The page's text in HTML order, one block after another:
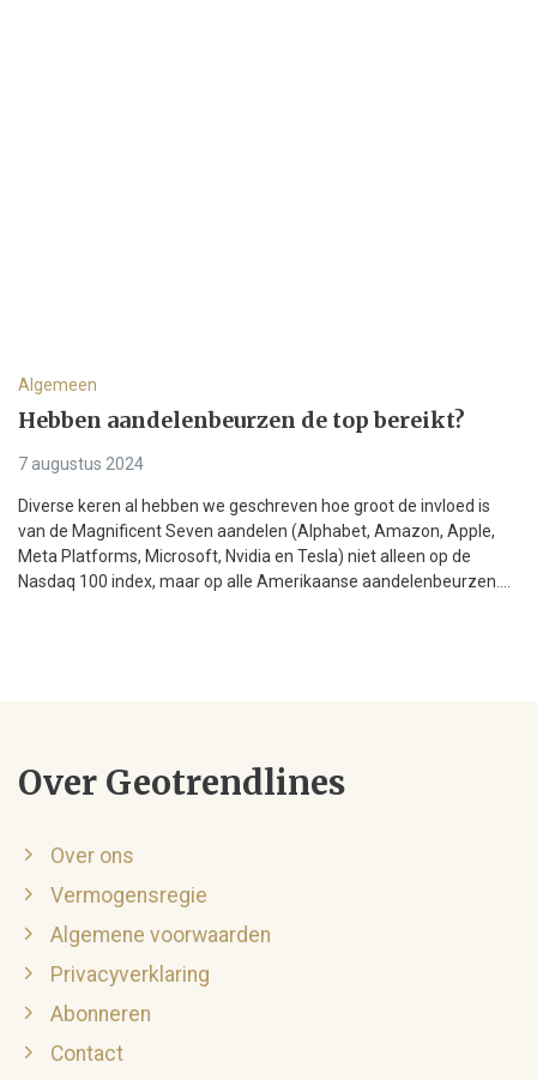
Algemeen
Hebben aandelenbeurzen de top bereikt?
7 augustus 2024
Diverse keren al hebben we geschreven hoe groot de invloed is
van de Magnificent Seven aandelen (Alphabet, Amazon, Apple,
Meta Platforms, Microsoft, Nvidia en Tesla) niet alleen op de
Nasdaq 100 index, maar op alle Amerikaanse aandelenbeurzen....
Over Geotrendlines
Over ons
Vermogensregie
Algemene voorwaarden
Privacyverklaring
Abonneren
Contact